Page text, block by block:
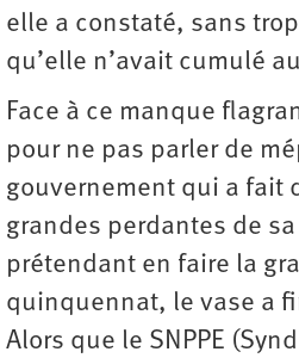
elle a constaté, sans
qu’elle n’avait cumulé
Face à ce manque
pour ne pas parler de
gouvernement qui a fait
grandes perdantes de
prétendant en faire la
quinquennat, le vase a
Alors que le SNPPE